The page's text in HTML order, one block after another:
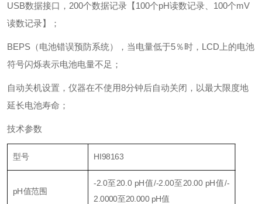
USB数据接口，200个数据记录【100个pH读数记录、100个mV
读数记录】；
BEPS（电池错误预防系统），当电量低于5％时，LCD上的电池
符号闪烁表示电池电量不足；
自动关机设置，仪器在不使用8分钟后自动关闭，以最大限度地
延长电池寿命；
技术参数
型号 HI98163
pH值范围
-2.0至20.0 pH值/-2.00至20.00 pH值/-
2.0000至20.000 pH值